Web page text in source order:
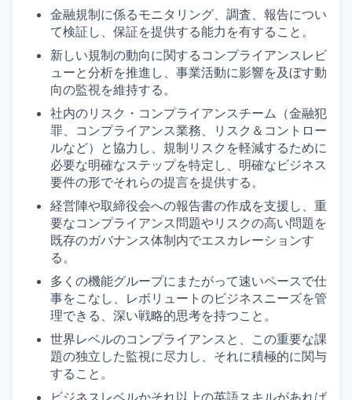
金融規制に係るモニタリング、調査、報告につい
て検証し、保証を提供する能力を有すること。
新しい規制の動向に関するコンプライアンスレビ
ューと分析を推進し、事業活動に影響を及ぼす動
向の監視を維持する。
社内のリスク・コンプライアンスチーム（金融犯
罪、コンプライアンス業務、リスク＆コントロー
ルなど）と協力し、規制リスクを軽減するために
必要な明確なステップを特定し、明確なビジネス
要件の形でそれらの提言を提供する。
経営陣や取締役会への報告書の作成を支援し、重
要なコンプライアンス問題やリスクの高い問題を
既存のガバナンス体制内でエスカレーションす
る。
多くの機能グループにまたがって速いペースで仕
事をこなし、レボリュートのビジネスニーズを管
理できる、深い戦略的思考を持つこと。
世界レベルのコンプライアンスと、この重要な課
題の独立した監視に尽力し、それに積極的に関与
すること。